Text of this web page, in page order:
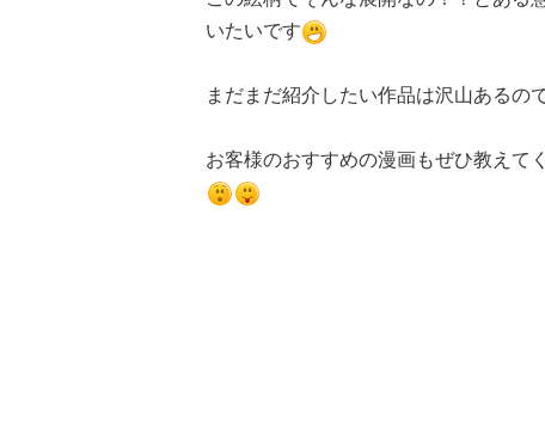
いたいです
まだまだ紹介したい作品は沢山あるの
お客様のおすすめの漫画もぜひ教えて